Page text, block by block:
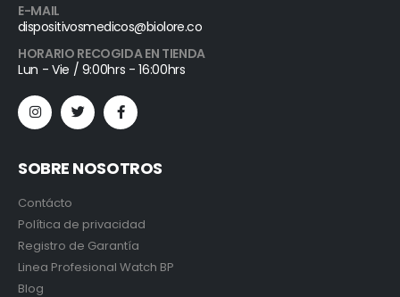
E-MAIL
dispositivosmedicos@biolore.co
HORARIO RECOGIDA EN TIENDA
Lun - Vie / 9:00hrs - 16:00hrs
SOBRE NOSOTROS
Contácto
Política de privacidad
Registro de Garantía
Linea Profesional Watch BP
Blog